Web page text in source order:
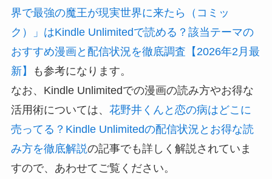
界で最強の魔王が現実世界に来たら（コミッ
ク）」はKindle Unlimitedで読める？該当テーマの
おすすめ漫画と配信状況を徹底調査【2026年2月最
新】
も参考になります。
なお、Kindle Unlimitedでの漫画の読み方やお得な
活用術については、 花野井くんと恋の病はどこに
売ってる？Kindle Unlimitedの配信状況とお得な読
み方を徹底解説の記事でも詳しく解説されていま
すので、あわせてご覧ください。